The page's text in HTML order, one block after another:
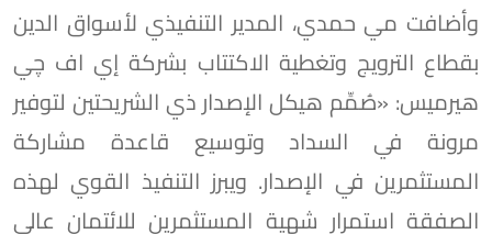
وأضافت مي حمدي، المدير التنفيذي لأسواق الدين
بقطاع الترويج وتغطية الاكتتاب بشركة إي اف چي
هيرميس: «صُمِّم هيكل الإصدار ذي الشريحتين لتوفير
مرونة في السداد وتوسيع قاعدة مشاركة
المستثمرين في الإصدار. ويبرز التنفيذ القوي لهذه
الصفقة استمرار شهية المستثمرين للائتمان عالي